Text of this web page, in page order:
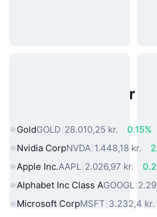
Populære aktiver
GoldGOLD 28.010,25 kr.
0.15%
Nvidia CorpNVDA 1.448,18 kr.
Apple Inc.AAPL 2.026,97 kr.
Alphabet Inc Class AGOOGL
Microsoft CorpMSFT 3.232,4 kr.